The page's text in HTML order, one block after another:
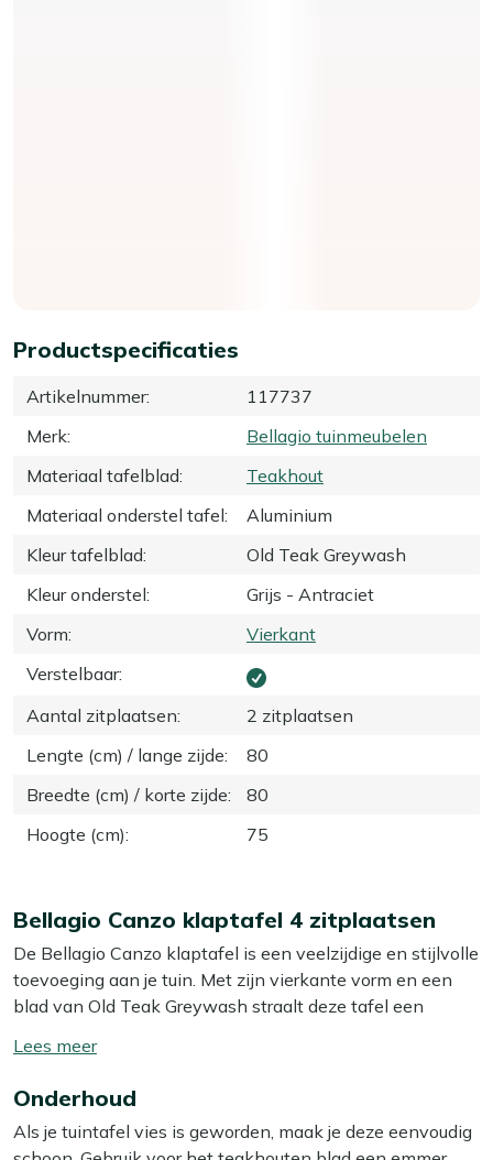
Productspecificaties
Artikelnummer:
117737
Merk:
Bellagio tuinmeubelen
Materiaal tafelblad:
Teakhout
Materiaal onderstel tafel:
Aluminium
Kleur tafelblad:
Old Teak Greywash
Kleur onderstel:
Grijs - Antraciet
Vorm:
Vierkant
Verstelbaar:
Aantal zitplaatsen:
2 zitplaatsen
Lengte (cm) / lange zijde:
80
Breedte (cm) / korte zijde:
80
Hoogte (cm): 75
Bellagio Canzo klaptafel 4 zitplaatsen
De Bellagio Canzo klaptafel is een veelzijdige en stijlvolle
toevoeging aan je tuin. Met zijn vierkante vorm en een
blad van Old Teak Greywash straalt deze tafel een
ervoor dat de tafel licht van gewicht is en makkelijk te
alle weersomstandigheden. Deze klaptafel is ideaal voor
een gezellig diner met vrienden of familie in de
Toon/verberg
meer
Onderhoud
Als je tuintafel vies is geworden, maak je deze eenvoudig